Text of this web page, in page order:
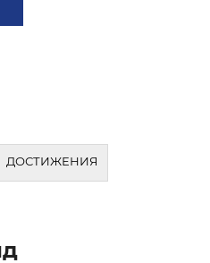
ДОСТИЖЕНИЯ